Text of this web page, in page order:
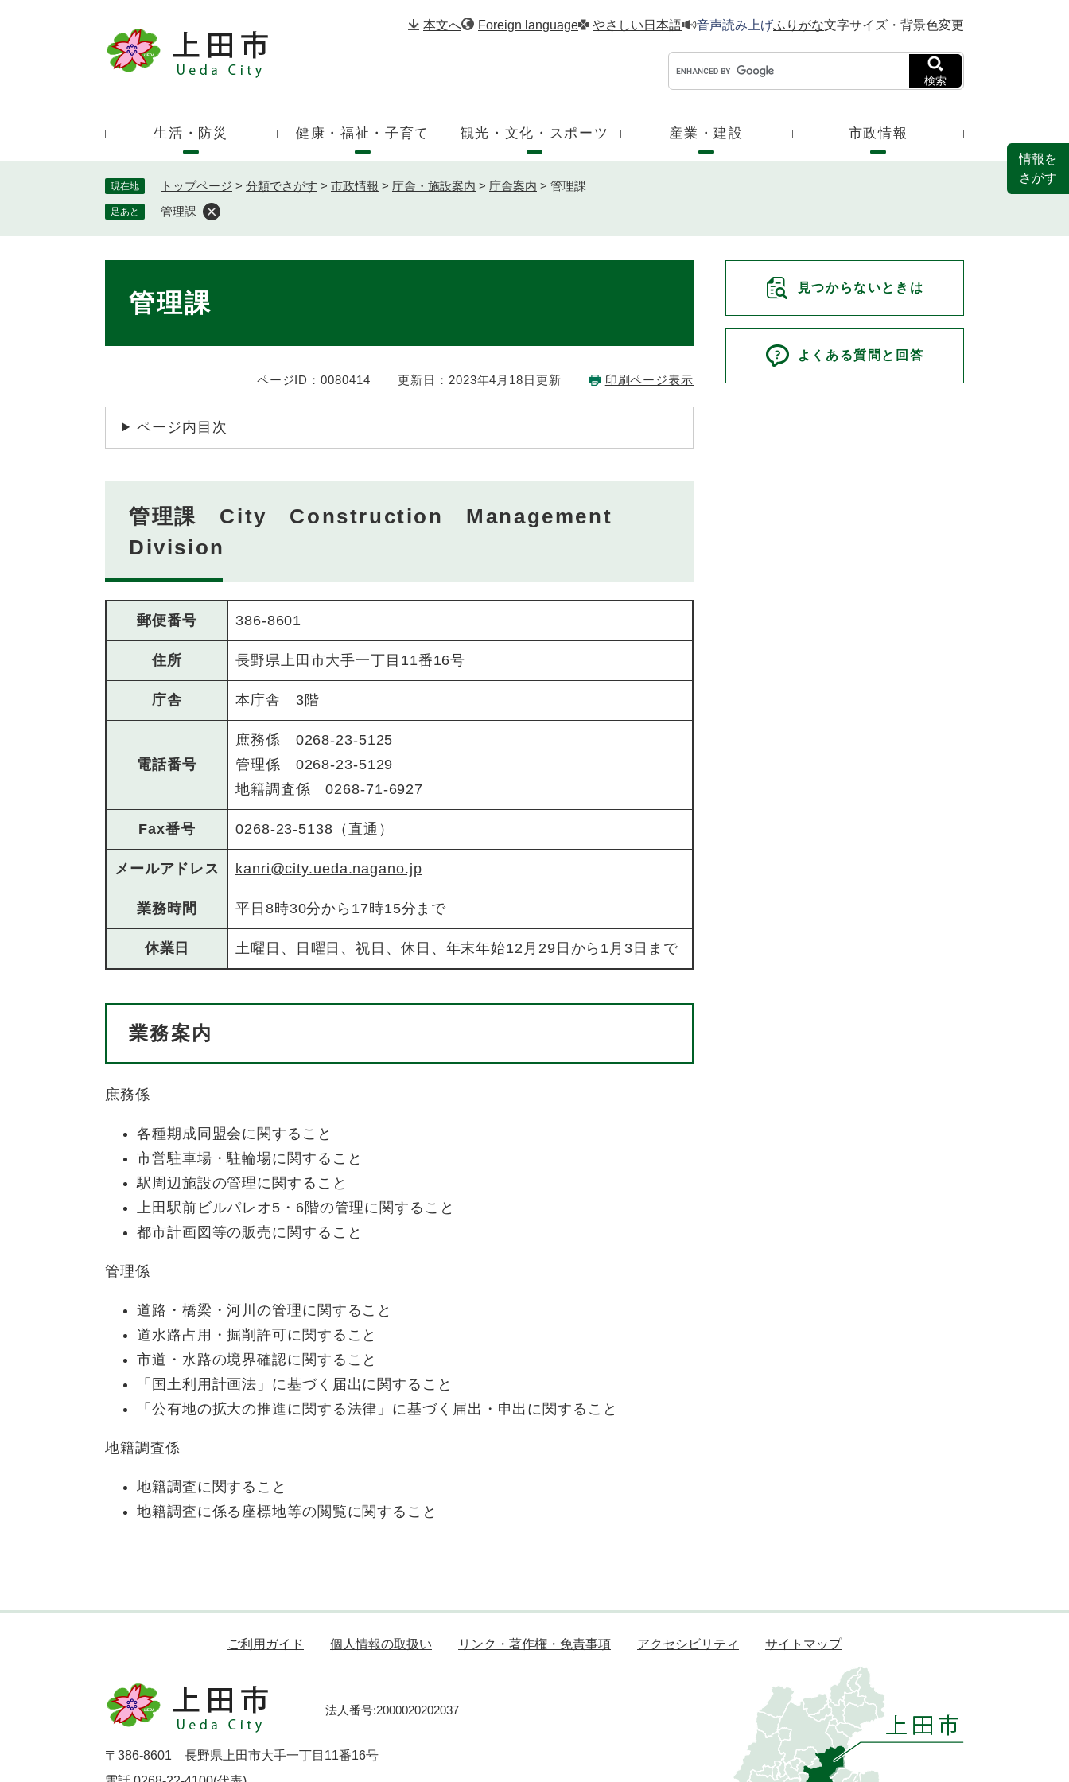
。
本文へ Foreign language やさしい日本語 音声読み上げふりがな文字サイズ・背景色変更
ド
検索
生活・防災 健康・福祉・子育て 観光・文化・スポーツ 産業・建設 市政情報
現在地 トップページ > 分類でさがす > 市政情報 > 庁舎・施設案内 > 庁舎案内 > 管理課
足あと 管理課
管理課
ページID：0080414 更新日：2023年4月18日更新 印刷ページ表示
ページ内目次
管理課 City Construction Management
Division
郵便番号 386-8601
住所 長野県上田市大手一丁目11番16号
庁舎 本庁舎 3階
電話番号
庶務係 0268-23-5125
管理係 0268-23-5129
地籍調査係 0268-71-6927
Fax番号 0268-23-5138（直通）
メールアドレス kanri@city.ueda.nagano.jp
業務時間 平日8時30分から17時15分まで
休業日 土曜日、日曜日、祝日、休日、年末年始12月29日から1月3日まで
業務案内
庶務係
各種期成同盟会に関すること
市営駐車場・駐輪場に関すること
駅周辺施設の管理に関すること
上田駅前ビルパレオ5・6階の管理に関すること
都市計画図等の販売に関すること
管理係
道路・橋梁・河川の管理に関すること
道水路占用・掘削許可に関すること
市道・水路の境界確認に関すること
「国土利用計画法」に基づく届出に関すること
「公有地の拡大の推進に関する法律」に基づく届出・申出に関すること
地籍調査係
地籍調査に関すること
地籍調査に係る座標地等の閲覧に関すること
見つからないときは
よくある質問と回答
情報を
さがす
ご利用ガイド 個人情報の取扱い リンク・著作権・免責事項 アクセシビリティ サイトマップ
法人番号:2000020202037
〒386-8601 長野県上田市大手一丁目11番16号